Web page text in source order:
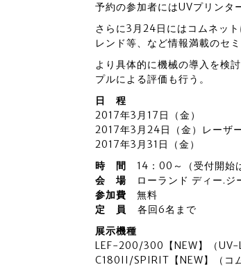
予約の参加者にはUVプリンタ
さらに3月24日にはコムネッ
レンド等、など情報満載のセ
より具体的に機械の導入を検
プルによる評価も行う。
日 程
2017年3月17日（金）
2017年3月24日（金）レーザ
2017年3月31日（金）
時 間 14：00～（受付開始
会 場 ローランド ディー.ジ
参加費 無料
定 員
各回6名まで
展示機種
LEF-200/300【NEW】（UV-
C180II/SPIRIT【NEW】（コ